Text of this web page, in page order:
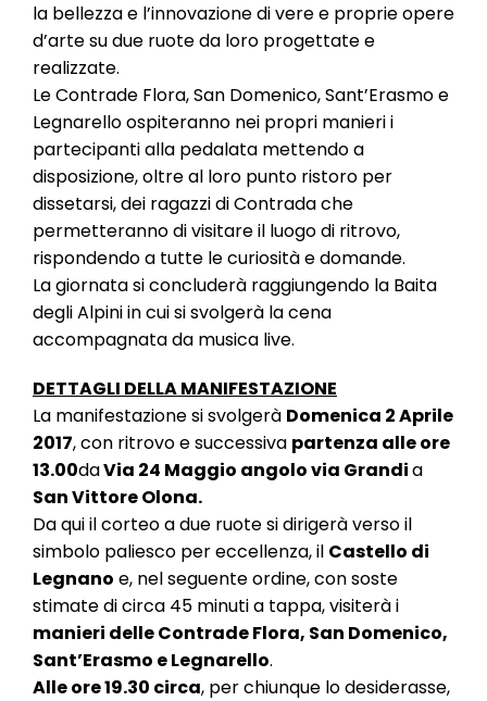
la bellezza e l’innovazione di vere e proprie opere
d’arte su due ruote da loro progettate e
realizzate.
Le Contrade Flora, San Domenico, Sant’Erasmo e
Legnarello ospiteranno nei propri manieri i
partecipanti alla pedalata mettendo a
disposizione, oltre al loro punto ristoro per
dissetarsi, dei ragazzi di Contrada che
permetteranno di visitare il luogo di ritrovo,
rispondendo a tutte le curiosità e domande.
La giornata si concluderà raggiungendo la Baita
degli Alpini in cui si svolgerà la cena
accompagnata da musica live.
DETTAGLI DELLA MANIFESTAZIONE
La manifestazione si svolgerà Domenica 2 Aprile
2017, con ritrovo e successiva partenza alle ore
13.00daVia 24 Maggio angolo via Grandia
San Vittore Olona.
Da qui il corteo a due ruote si dirigerà verso il
simbolo paliesco per eccellenza, il Castello di
Legnano e, nel seguente ordine, con soste
stimate di circa 45 minuti a tappa, visiterà i
manieri delle Contrade Flora, San Domenico,
Sant’Erasmo e Legnarello.
Alle ore 19.30 circa, per chiunque lo desiderasse,